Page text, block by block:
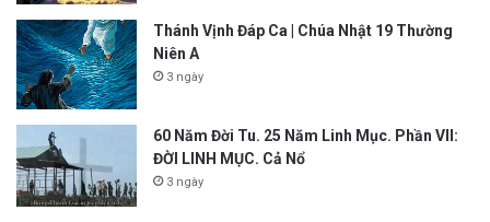
Thánh Vịnh Đáp Ca | Chúa Nhật 19 Thường
Niên A
3 ngày
60 Năm Đời Tu. 25 Năm Linh Mục. Phần VII:
ĐỜI LINH MỤC. Cả Nổ
3 ngày